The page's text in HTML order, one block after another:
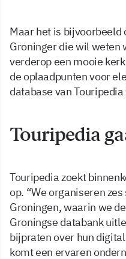
Maar het is bijvoorbeeld
Groninger die wil weten
verderop een mooie
de oplaadpunten voor
database van
Touripedia
Touripedia zoekt
op. “We organiseren
Groningen, waarin we
Groningse databank
bijpraten over hun
komt een ervaren